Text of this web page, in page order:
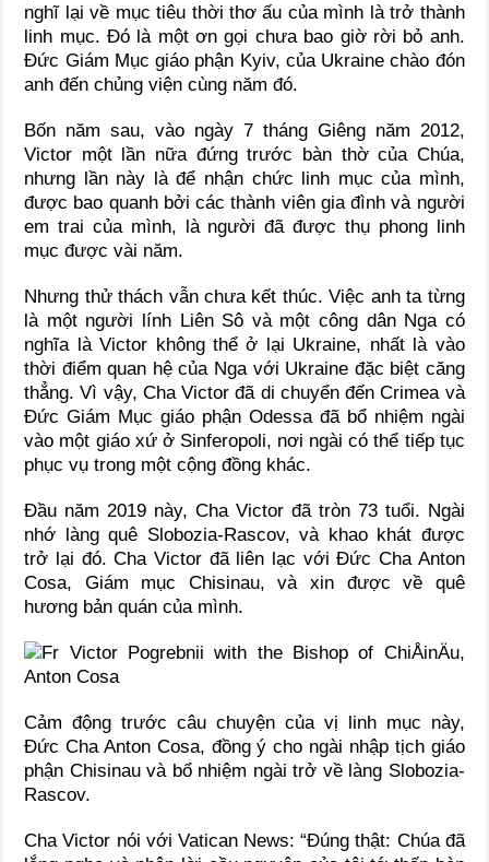
nghĩ lại về mục tiêu thời thơ ấu của mình là trở thành
linh mục. Đó là một ơn gọi chưa bao giờ rời bỏ anh.
Đức Giám Mục giáo phận Kyiv, của Ukraine chào đón
anh đến chủng viện cùng năm đó.
Bốn năm sau, vào ngày 7 tháng Giêng năm 2012,
Victor một lần nữa đứng trước bàn thờ của Chúa,
nhưng lần này là để nhận chức linh mục của mình,
được bao quanh bởi các thành viên gia đình và người
em trai của mình, là người đã được thụ phong linh
mục được vài năm.
Nhưng thử thách vẫn chưa kết thúc. Việc anh ta từng
là một người lính Liên Sô và một công dân Nga có
nghĩa là Victor không thể ở lại Ukraine, nhất là vào
thời điểm quan hệ của Nga với Ukraine đặc biệt căng
thẳng. Vì vậy, Cha Victor đã di chuyển đến Crimea và
Đức Giám Mục giáo phận Odessa đã bổ nhiệm ngài
vào một giáo xứ ở Sinferopoli, nơi ngài có thể tiếp tục
phục vụ trong một cộng đồng khác.
Đầu năm 2019 này, Cha Victor đã tròn 73 tuổi. Ngài
nhớ làng quê Slobozia-Rascov, và khao khát được
trở lại đó. Cha Victor đã liên lạc với Đức Cha Anton
Cosa, Giám mục Chisinau, và xin được về quê
hương bản quán của mình.
Cảm động trước câu chuyện của vị linh mục này,
Đức Cha Anton Cosa, đồng ý cho ngài nhập tịch giáo
phận Chisinau và bổ nhiệm ngài trở về làng Slobozia-
Rascov.
Cha Victor nói với Vatican News: “Đúng thật: Chúa đã